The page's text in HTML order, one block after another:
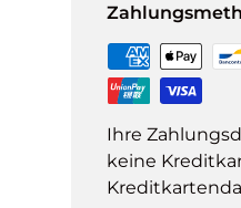
Ihre
keine